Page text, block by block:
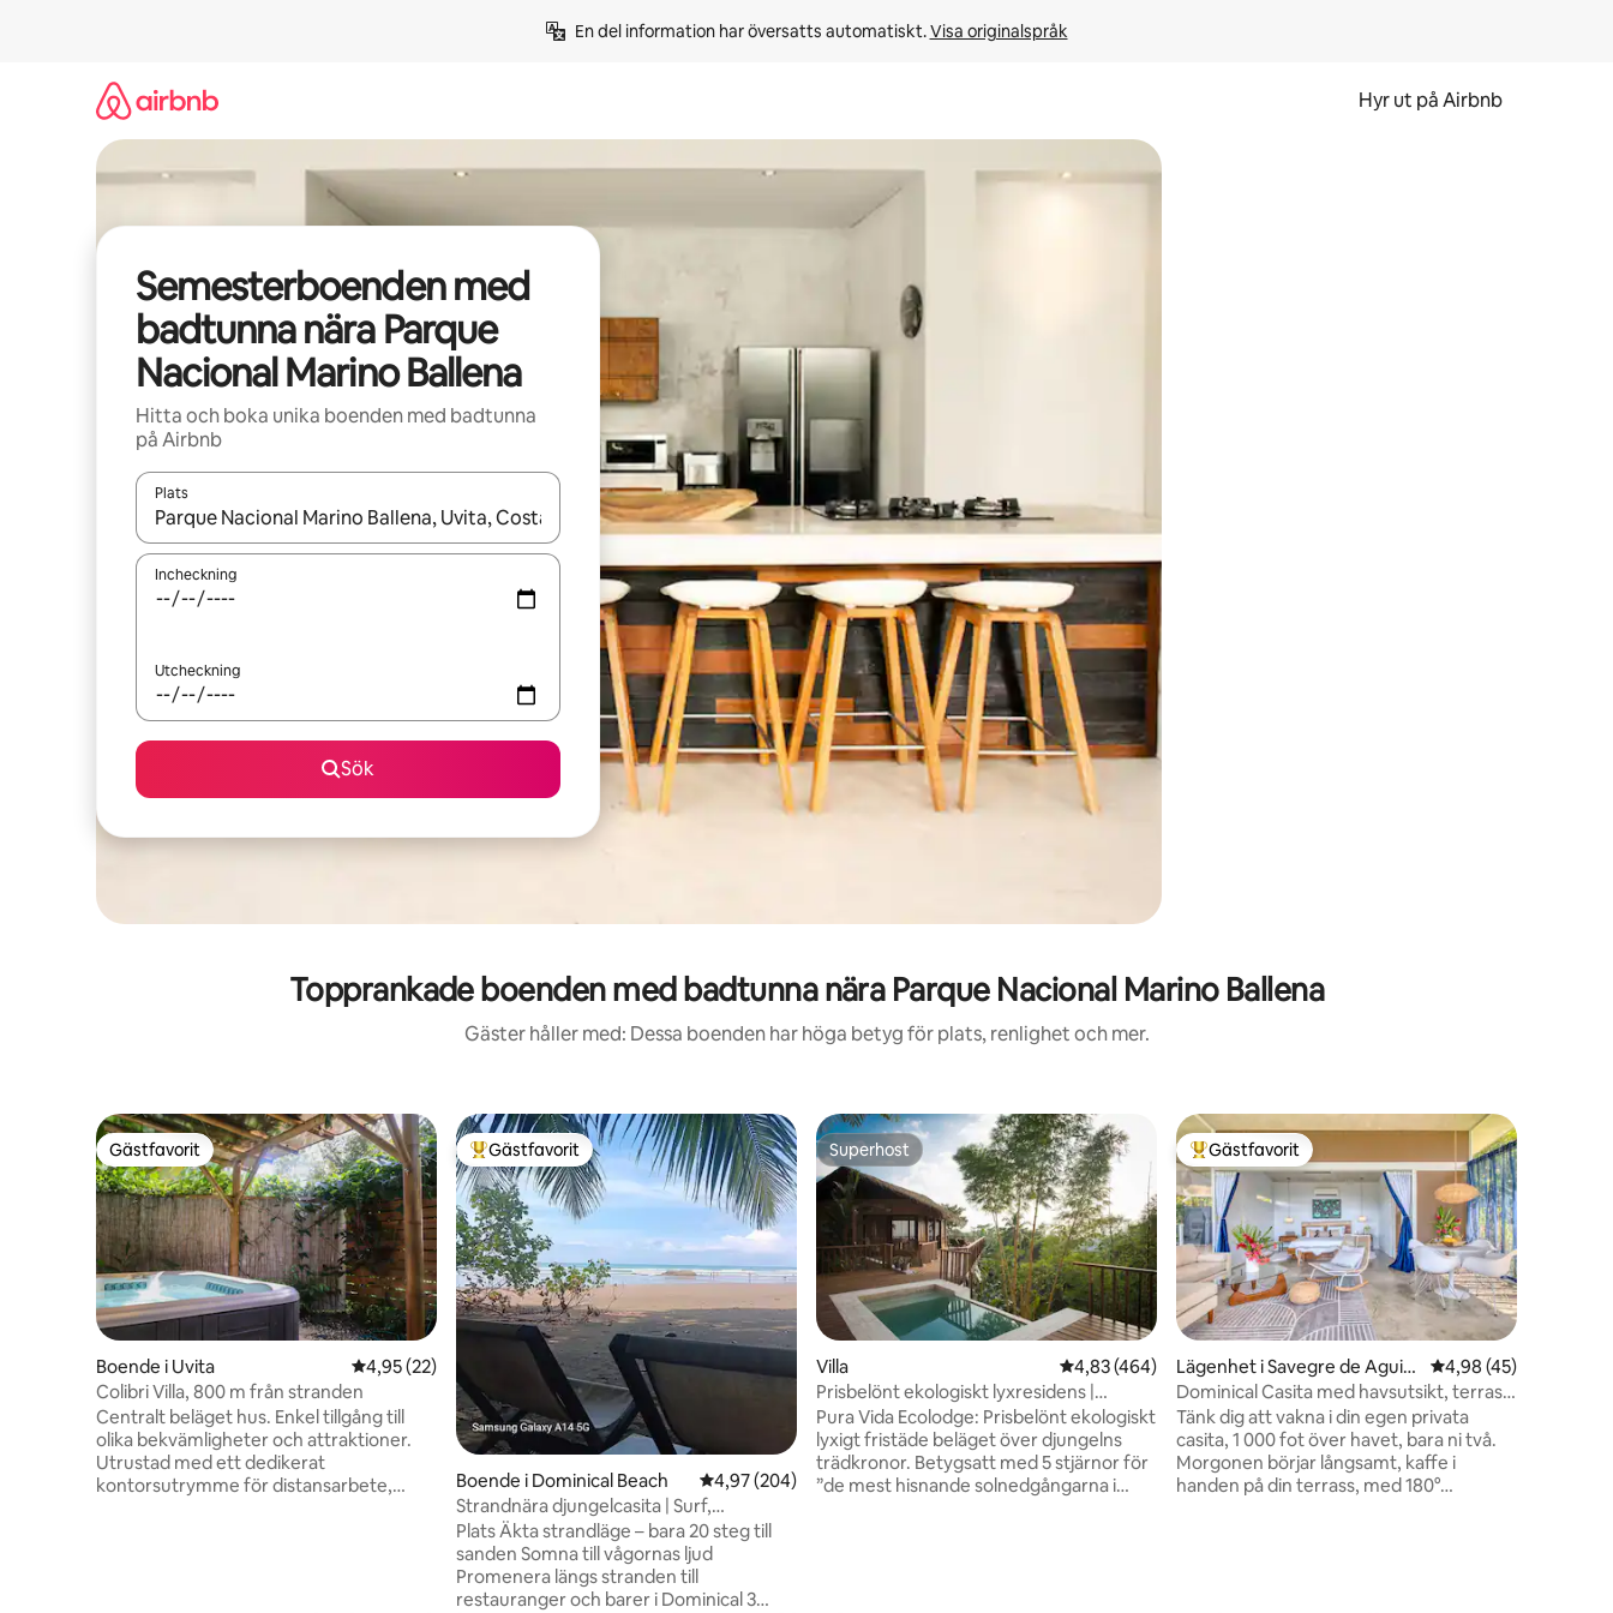
En del information har översatts automatiskt. Visa originalspråk
Hyr ut på Airbnb
Semesterboenden med
badtunna nära Parque
Nacional Marino Ballena
Hitta och boka unika boenden med badtunna
på Airbnb
Plats
När resultaten är tillgängliga kan du navigera med upp- och nedåtpilarna eller utforska genom att trycka eller svepa.
Incheckning
Utcheckning
Sök
Topprankade boenden med badtunna nära Parque Nacional Marino Ballena
Gäster håller med: Dessa boenden har höga betyg för plats, renlighet och mer.
Gästfavorit
Gästfavorit
Boende i Uvita 4,95 av 5 i genomsnittligt betyg, 22 omdömen
4,95 (22)
Colibri Villa, 800 m från stranden
Centralt beläget hus. Enkel tillgång till
olika bekvämligheter och attraktioner.
Utrustad med ett dedikerat
kontorsutrymme för distansarbete,
Populär gästfavorit
Gästfavorit
Boende i Dominical Beach 4,97 av 5 i genomsnittligt betyg, 204 omdömen
4,97 (204)
Strandnära djungelcasita | Surf,
solnedgångar och avskildhet
Plats Äkta strandläge – bara 20 steg till
sanden Somna till vågornas ljud
Promenera längs stranden till
restauranger och barer i Dominical 3
Superhost
Superhost
Villa 4,83 av 5 i genomsnittligt betyg, 464 omdömen
4,83 (464)
Prisbelönt ekologiskt lyxresidens |
Panoramautsikt
Pura Vida Ecolodge: Prisbelönt ekologiskt
lyxigt fristäde beläget över djungelns
trädkronor. Betygsatt med 5 stjärnor för
”de mest hisnande solnedgångarna i
Populär gästfavorit
Gästfavorit
Lägenhet i Savegre de Aguirr
e
4,98 av 5 i
4,98 (45)
Dominical Casita med havsutsikt, terrass,
kök
Tänk dig att vakna i din egen privata
casita, 1 000 fot över havet, bara ni två.
Morgonen börjar långsamt, kaffe i
handen på din terrass, med 180°